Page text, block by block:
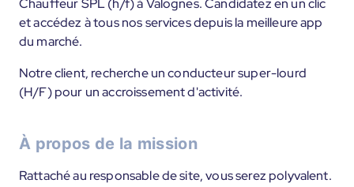
Chauffeur SPL (h/f) à Valognes. Candidatez en un clic
et accédez à tous nos services depuis la meilleure app
du marché.
Notre client, recherche un conducteur super-lourd
(H/F) pour un accroissement d'activité.
À propos de la mission
Rattaché au responsable de site, vous serez polyvalent.